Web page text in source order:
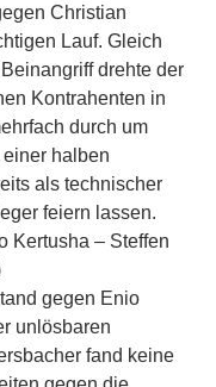
Christian
Lauf. Gleich
drehte der
Kontrahenten in
durch um
halben
als technischer
feiern lassen.
Kertusha – Steffen
gegen Enio
unlösbaren
fand keine